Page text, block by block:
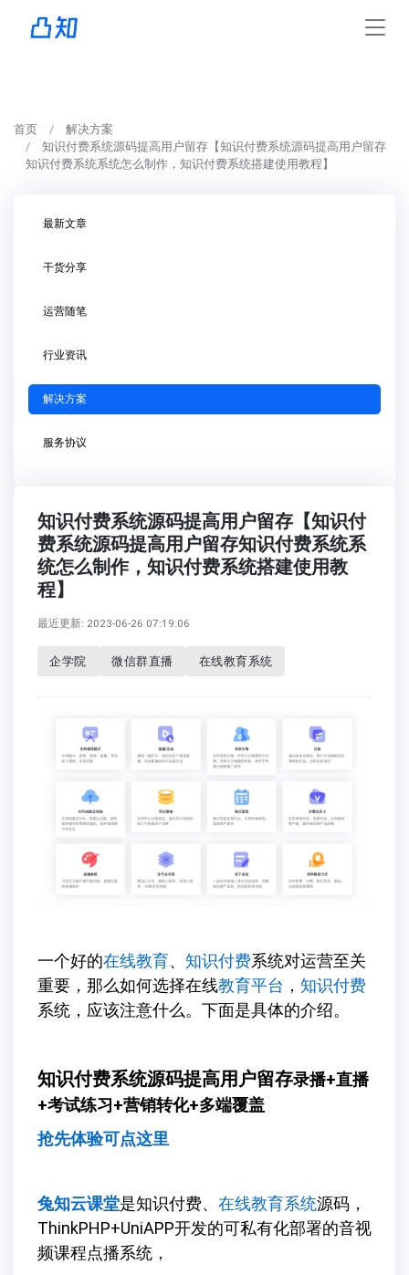
首页
解决方案
知识付费系统源码提高用户留存【知识付费系统源码提高用户留存
知识付费系统系统怎么制作，知识付费系统搭建使用教程】
最新文章
干货分享
运营随笔
行业资讯
解决方案
服务协议
知识付费系统源码提高用户留存【知识付
费系统源码提高用户留存知识付费系统系
统怎么制作，知识付费系统搭建使用教
程】
最近更新: 2023-06-26 07:19:06
企学院 微信群直播 在线教育系统
一个好的在线教育、 知识付费系统对运营至关
重要，那么如何选择在线教育平台 ， 知识付费
系统，应该注意什么。下面是具体的介绍。
知识付费系统源码提高用户留存录播+直播
+考试练习+营销转化+多端覆盖
抢先体验可点这里
兔知云课堂是知识付费、 在线教育系统源码，
ThinkPHP+UniAPP开发的可私有化部署的音视
频课程点播系统，